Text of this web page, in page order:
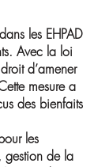
les EHPAD
Avec la loi
d’amener
mesure a
des bienfaits
les
gestion de la